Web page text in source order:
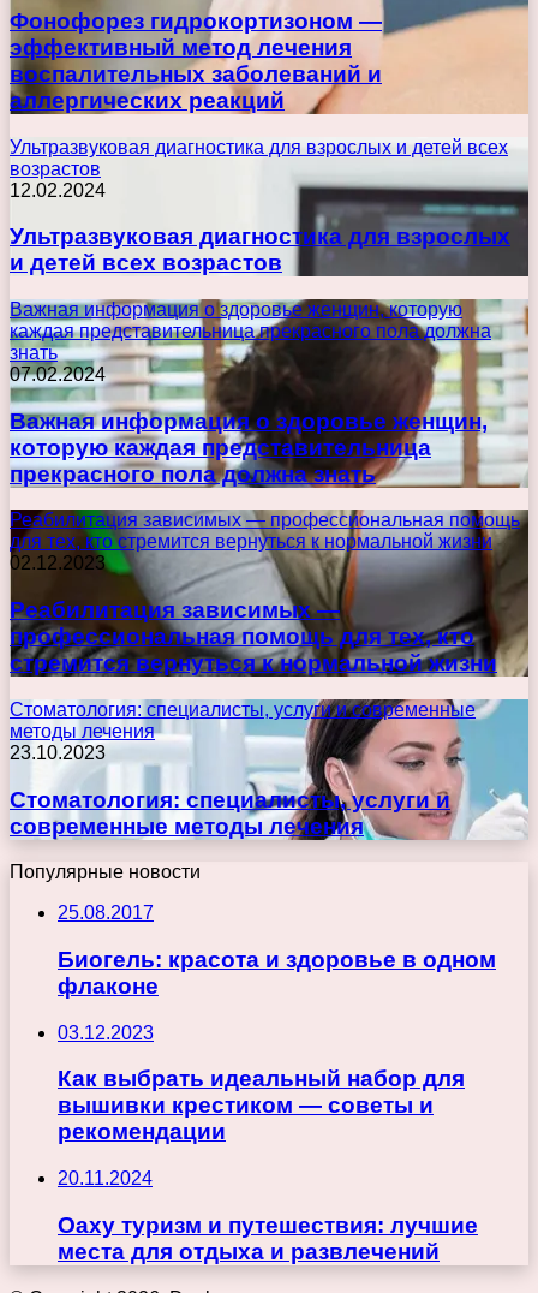
Фонофорез гидрокортизоном —
эффективный метод лечения
воспалительных заболеваний и
аллергических реакций
Ультразвуковая диагностика для взрослых и детей всех
возрастов
12.02.2024
Ультразвуковая диагностика для взрослых
и детей всех возрастов
Важная информация о здоровье женщин, которую
каждая представительница прекрасного пола должна
знать
07.02.2024
Важная информация о здоровье женщин,
которую каждая представительница
прекрасного пола должна знать
Реабилитация зависимых — профессиональная помощь
для тех, кто стремится вернуться к нормальной жизни
02.12.2023
Реабилитация зависимых —
профессиональная помощь для тех, кто
стремится вернуться к нормальной жизни
Стоматология: специалисты, услуги и современные
методы лечения
23.10.2023
Стоматология: специалисты, услуги и
современные методы лечения
Популярные новости
25.08.2017
Биогель: красота и здоровье в одном
флаконе
03.12.2023
Как выбрать идеальный набор для
вышивки крестиком — советы и
рекомендации
20.11.2024
Оаху туризм и путешествия: лучшие
места для отдыха и развлечений